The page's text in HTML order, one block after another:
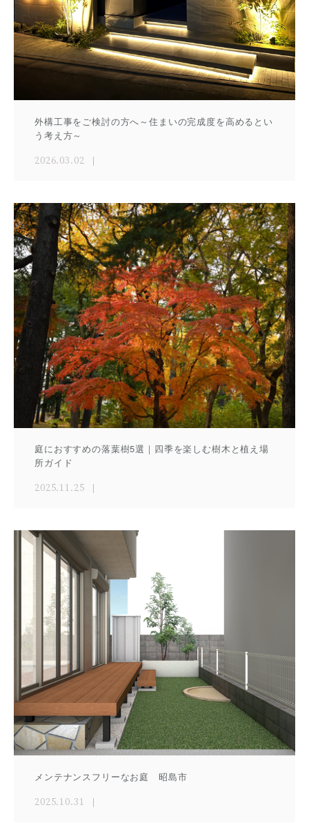
外構工事をご検討の方へ～住まいの完成度を高めるとい
う考え方～
2026.03.02
庭におすすめの落葉樹5選｜四季を楽しむ樹木と植え場
所ガイド
2025.11.25
メンテナンスフリーなお庭 昭島市
2025.10.31